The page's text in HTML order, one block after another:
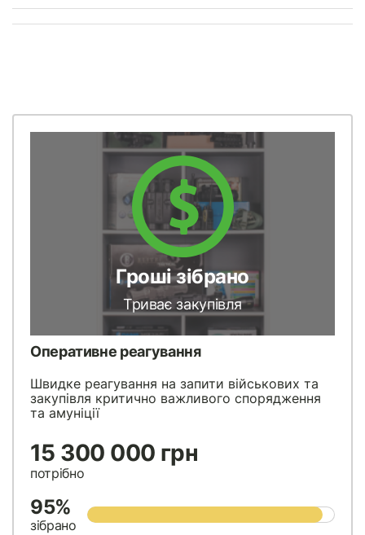
Гроші зібрано
Триває закупівля
Оперативне реагування
Швидке реагування на запити військових та
закупівля критично важливого спорядження
та амуніції
15 300 000 грн
потрібно
95%
зібрано